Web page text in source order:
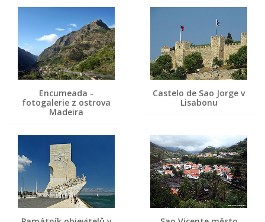
Encumeada -
fotogalerie z ostrova
Madeira
Castelo de Sao Jorge v
Lisabonu